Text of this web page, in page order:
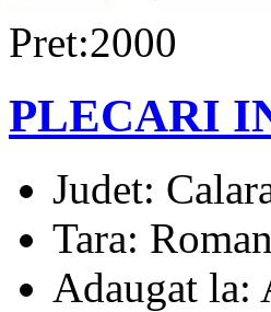
Pret:2000
PLECARI
Judet:
Tara:
Adaugat la: